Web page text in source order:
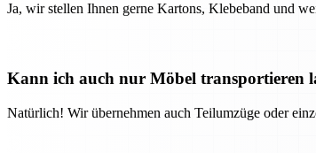
Ja, wir stellen Ihnen gerne Kartons, Klebeband und
Kann ich auch nur Möbel transportieren
Natürlich! Wir übernehmen auch Teilumzüge oder